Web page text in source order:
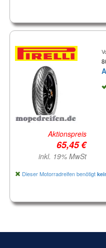
Aktionspreis
inkl. 19% MwSt
Dieser Motorradreifen benötigt